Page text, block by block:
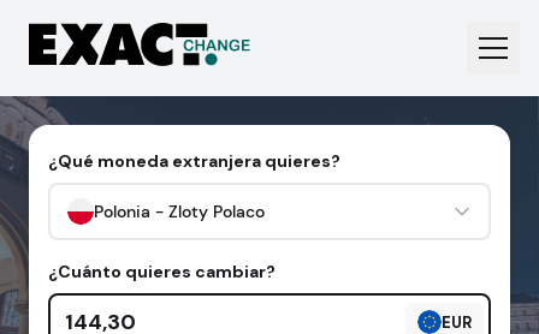
¿Qué moneda extranjera quieres?
Polonia - Zloty Polaco
¿Cuánto quieres cambiar?
Cantidad en euros
EUR